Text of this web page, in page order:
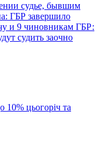
судье, бывшим
ГБР завершило
и 9 чиновникам ГБР:
судить заочно
10% цьогоріч та